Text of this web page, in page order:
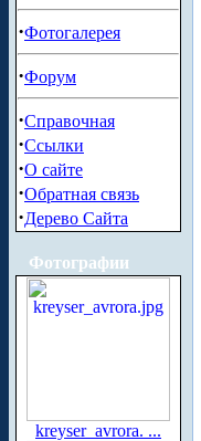
·Фотогалерея
·Форум
·Справочная
·Ссылки
·О сайте
·Обратная связь
·Дерево Сайта
Фотографии
kreyser_avrora. ...